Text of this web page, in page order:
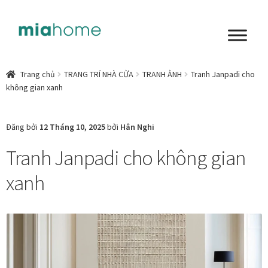
đến
đến
Art in living
Không gian sống
Cách chọn tranh phòng ngủ để mỗi ngày bắt đầu nhẹ
Chọn tranh phòng khách từ góc nhìn Home Stylist
Phong cách nội thất
Trang chủ TRANG TRÍ NHÀ CỬA TRANH ẢNH
Tranh Janpadi cho
không gian xanh
Đăng bởi 12 Tháng 10, 2025bởi Hân Nghi
Tranh Janpadi cho không gian
xanh